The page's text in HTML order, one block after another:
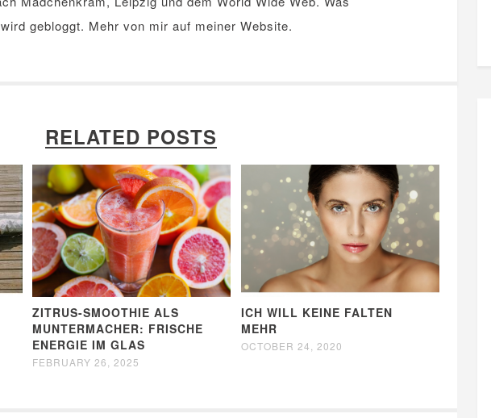
gebloggt. Mehr von mir auf meiner Website.
RELATED POSTS
ZITRUS-SMOOTHIE ALS
MUNTERMACHER: FRISCHE
ENERGIE IM GLAS
FEBRUARY 26, 2025
ICH WILL KEINE FALTEN
MEHR
OCTOBER 24, 2020